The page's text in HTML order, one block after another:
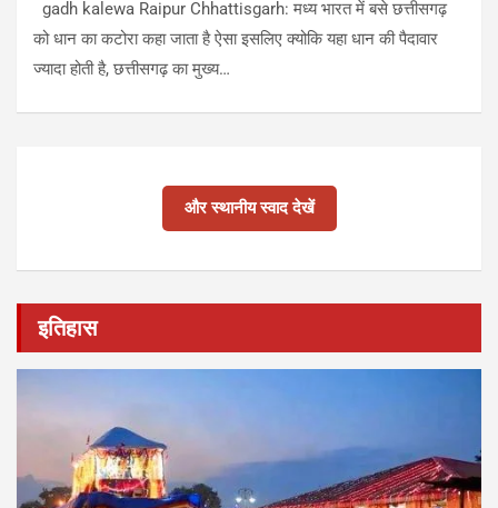
gadh kalewa Raipur Chhattisgarh: मध्य भारत में बसे छत्तीसगढ़
को धान का कटोरा कहा जाता है ऐसा इसलिए क्योकि यहा धान की पैदावार
ज्यादा होती है, छत्तीसगढ़ का मुख्य…
और स्थानीय स्वाद देखें
इतिहास